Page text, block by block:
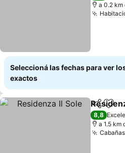
a 0.2 km
Seleccioná las fechas para ver
exactos
8,8
a 1.5 km